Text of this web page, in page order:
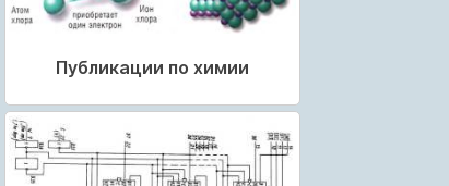
Публикации по химии